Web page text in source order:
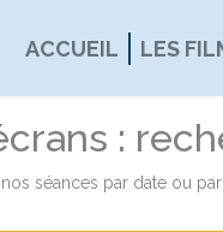
ACCUEIL LES
:
séances par date ou